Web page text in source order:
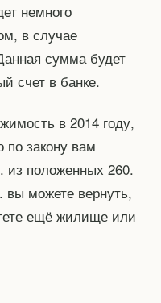
немного
в случае
сумма будет
счет в банке.
в 2014 году,
закону вам
из положенных 260.
можете вернуть,
ещё жилище или